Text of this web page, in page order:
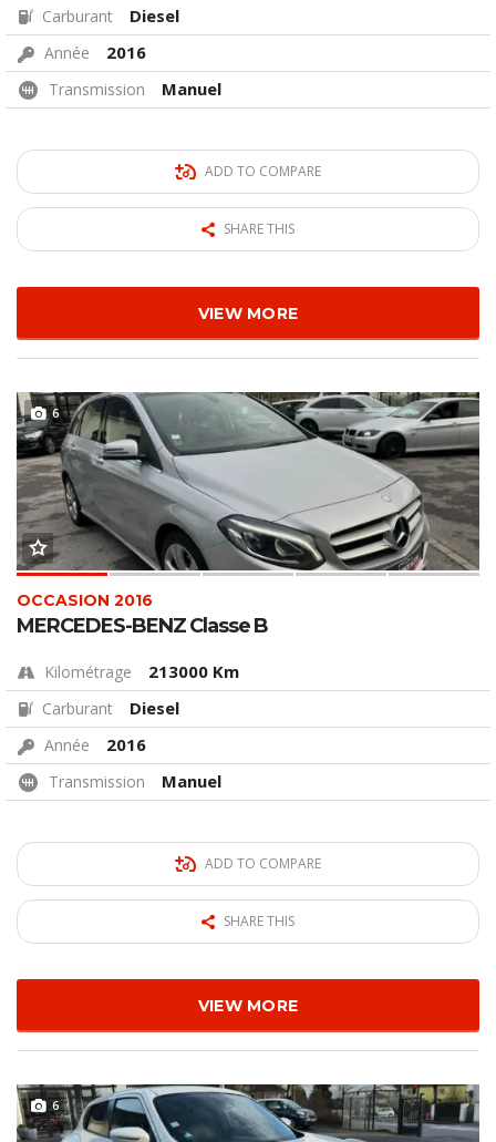
Carburant Diesel
Année 2016
Transmission Manuel
ADD TO COMPARE
SHARE THIS
VIEW MORE
6
OCCASION 2016
MERCEDES-BENZ Classe B
Kilométrage 213000 Km
Carburant Diesel
Année 2016
Transmission Manuel
ADD TO COMPARE
SHARE THIS
VIEW MORE
6